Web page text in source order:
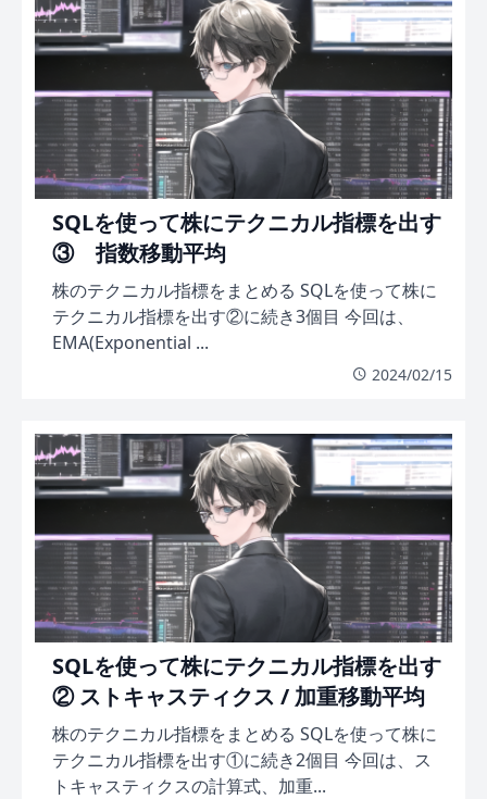
SQLを使って株にテクニカル指標を出す
③ 指数移動平均
株のテクニカル指標をまとめる SQLを使って株に
テクニカル指標を出す②に続き3個目 今回は、
EMA(Exponential ...
2024/02/15
SQLを使って株にテクニカル指標を出す
② ストキャスティクス / 加重移動平均
株のテクニカル指標をまとめる SQLを使って株に
テクニカル指標を出す①に続き2個目 今回は、ス
トキャスティクスの計算式、加重...